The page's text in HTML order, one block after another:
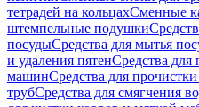
тетрадей на кольцахСменные
штемпельные подушки
посудыСредства для мытья
и удаления пятенСредства для
машинСредства для
трубСредства для смягчения